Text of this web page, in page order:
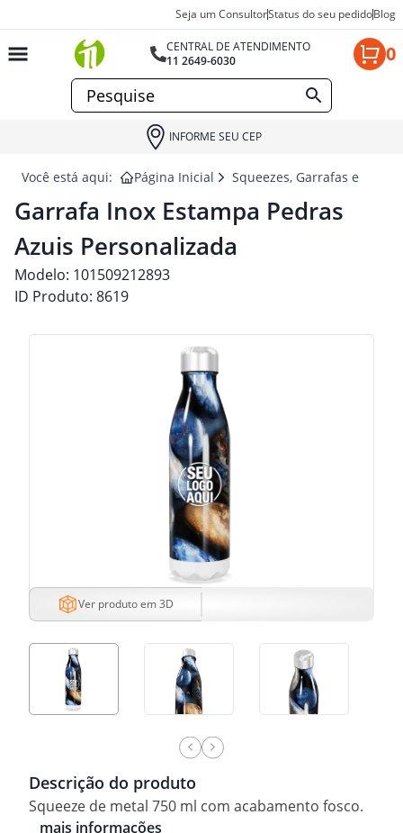
Seja um ConsultorStatus do seu pedidoBlog
CENTRAL DE ATENDIMENTO
11 2649-6030
0
INFORME SEU CEP
Você está aqui: Página Inicial Squeezes, Garrafas e
Garrafa Inox Estampa Pedras
Azuis Personalizada
Modelo: 101509212893
ID Produto: 8619
Ver produto em 3D
Descrição do produto
Squeeze de metal 750 ml com acabamento fosco.
mais informações